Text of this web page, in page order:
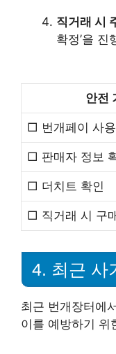
직거래 시
확정’을 진
안전
□ 번개페이 사
□ 판매자 정보
□ 더치트 확인
□ 직거래 시 구
4. 최근 사
최근 번개장터에
이를 예방하기 위